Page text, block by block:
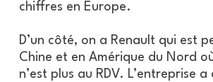
chiffres en Europe.
D’un côté, on a Renault qui est
Chine et en Amérique du Nord
n’est plus au RDV. L’entreprise